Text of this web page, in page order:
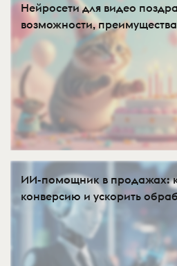
Нейросети для видео
возможности,
ИИ-помощник в продажах:
конверсию и ускорить